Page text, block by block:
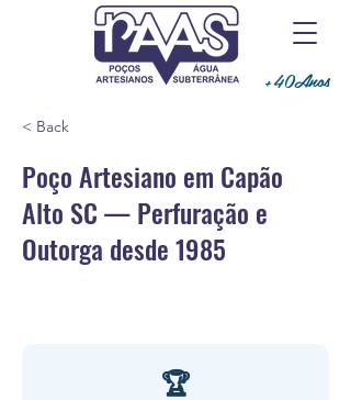
+40Anos
< Back
Poço Artesiano em Capão
Alto SC — Perfuração e
Outorga desde 1985
🏆